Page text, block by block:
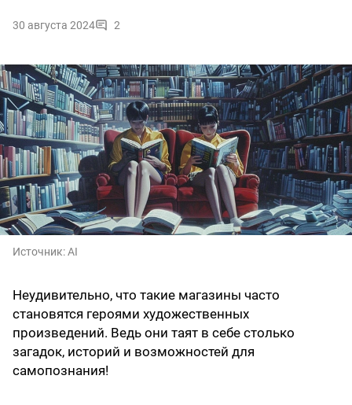
30 августа 2024 2
Источник:AI
Неудивительно, что такие магазины часто
становятся героями художественных
произведений. Ведь они таят в себе столько
загадок, историй и возможностей для
самопознания!